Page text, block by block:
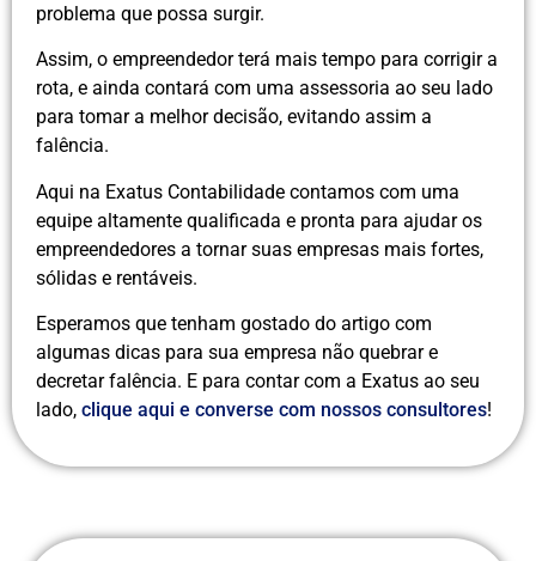
problema que possa surgir.
Assim, o empreendedor terá mais tempo para corrigir a
rota, e ainda contará com uma assessoria ao seu lado
para tomar a melhor decisão, evitando assim a
falência.
Aqui na Exatus Contabilidade contamos com uma
equipe altamente qualificada e pronta para ajudar os
empreendedores a tornar suas empresas mais fortes,
sólidas e rentáveis.
Esperamos que tenham gostado do artigo com
algumas dicas para sua empresa não quebrar e
decretar falência. E para contar com a Exatus ao seu
lado, clique aqui e converse com nossos consultores!